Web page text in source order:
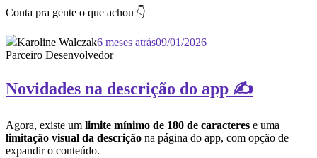
Conta pra gente o que achou 👇
Karoline Walczak6 meses atrás09/01/2026
Parceiro Desenvolvedor
Novidades na descrição do app ✍️
Agora, existe um limite mínimo de 180 de caracteres e uma
limitação visual da descrição na página do app, com opção de
expandir o conteúdo.